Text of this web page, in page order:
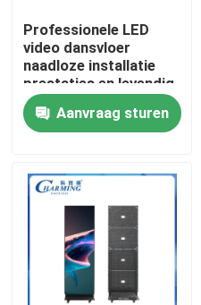
Producten
VR-show
Over ons
Fabrieksreis
Kwaliteitscontrole
Professionele LED
video dansvloer
naadloze installatie
prestaties en levendig
beeld voor
commerciële
toepassingen
Aanvraag sturen